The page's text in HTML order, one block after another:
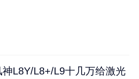
L8Y/L8+/L9十几万给激光